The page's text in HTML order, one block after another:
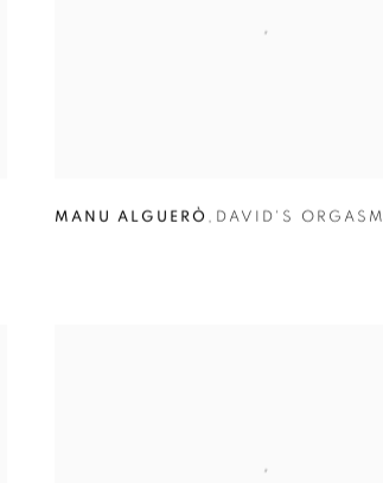
MANU ALGUERÒ , DAVID'S ORGASM